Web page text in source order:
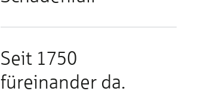
Seit 1750
füreinander da.